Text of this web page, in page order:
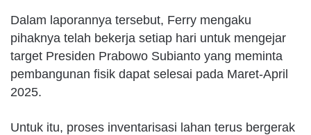
Dalam laporannya tersebut, Ferry mengaku
pihaknya telah bekerja setiap hari untuk mengejar
target Presiden Prabowo Subianto yang meminta
pembangunan fisik dapat selesai pada Maret-April
2025.
Untuk itu, proses inventarisasi lahan terus bergerak